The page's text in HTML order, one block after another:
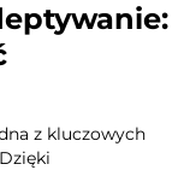
z kluczowych